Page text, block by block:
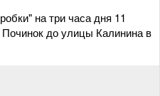
на три часа дня 11
Починок до улицы Калинина в